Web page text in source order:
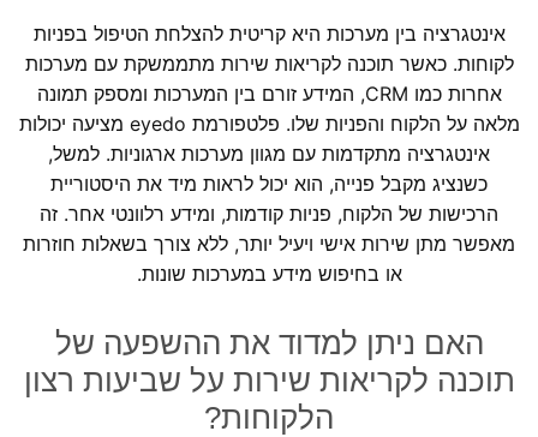
אינטגרציה בין מערכות היא קריטית להצלחת הטיפול בפניות
לקוחות. כאשר תוכנה לקריאות שירות מתממשקת עם מערכות
אחרות כמו CRM, המידע זורם בין המערכות ומספק תמונה
מלאה על הלקוח והפניות שלו. פלטפורמת eyedo מציעה יכולות
אינטגרציה מתקדמות עם מגוון מערכות ארגוניות. למשל,
כשנציג מקבל פנייה, הוא יכול לראות מיד את היסטוריית
הרכישות של הלקוח, פניות קודמות, ומידע רלוונטי אחר. זה
מאפשר מתן שירות אישי ויעיל יותר, ללא צורך בשאלות חוזרות
או בחיפוש מידע במערכות שונות.
האם ניתן למדוד את ההשפעה של
תוכנה לקריאות שירות על שביעות רצון
הלקוחות?